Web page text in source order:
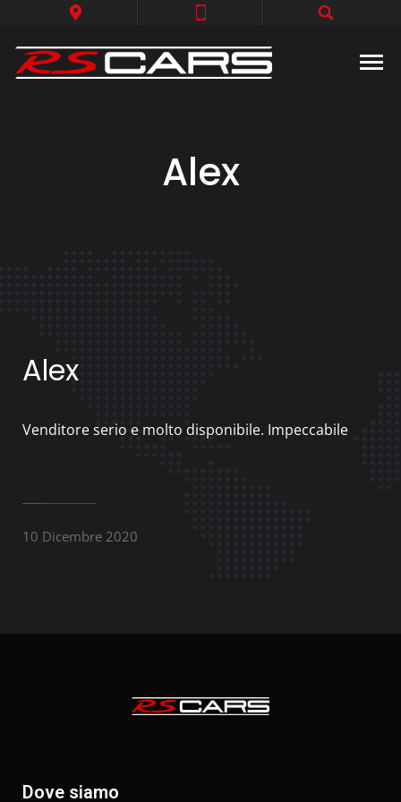
Alex
Alex
Venditore serio e molto disponibile. Impeccabile
10 Dicembre 2020
Dove siamo